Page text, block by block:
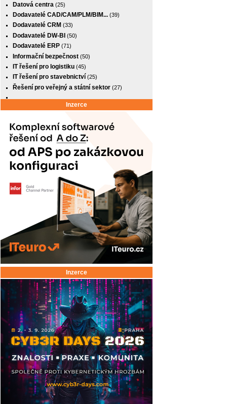
Datová centra (25)
Dodavatelé CAD/CAM/PLM/BIM... (39)
Dodavatelé CRM (33)
Dodavatelé DW-BI (50)
Dodavatelé ERP (71)
Informační bezpečnost (50)
IT řešení pro logistiku (45)
IT řešení pro stavebnictví (25)
Řešení pro veřejný a státní sektor (27)
Inzerce
Inzerce